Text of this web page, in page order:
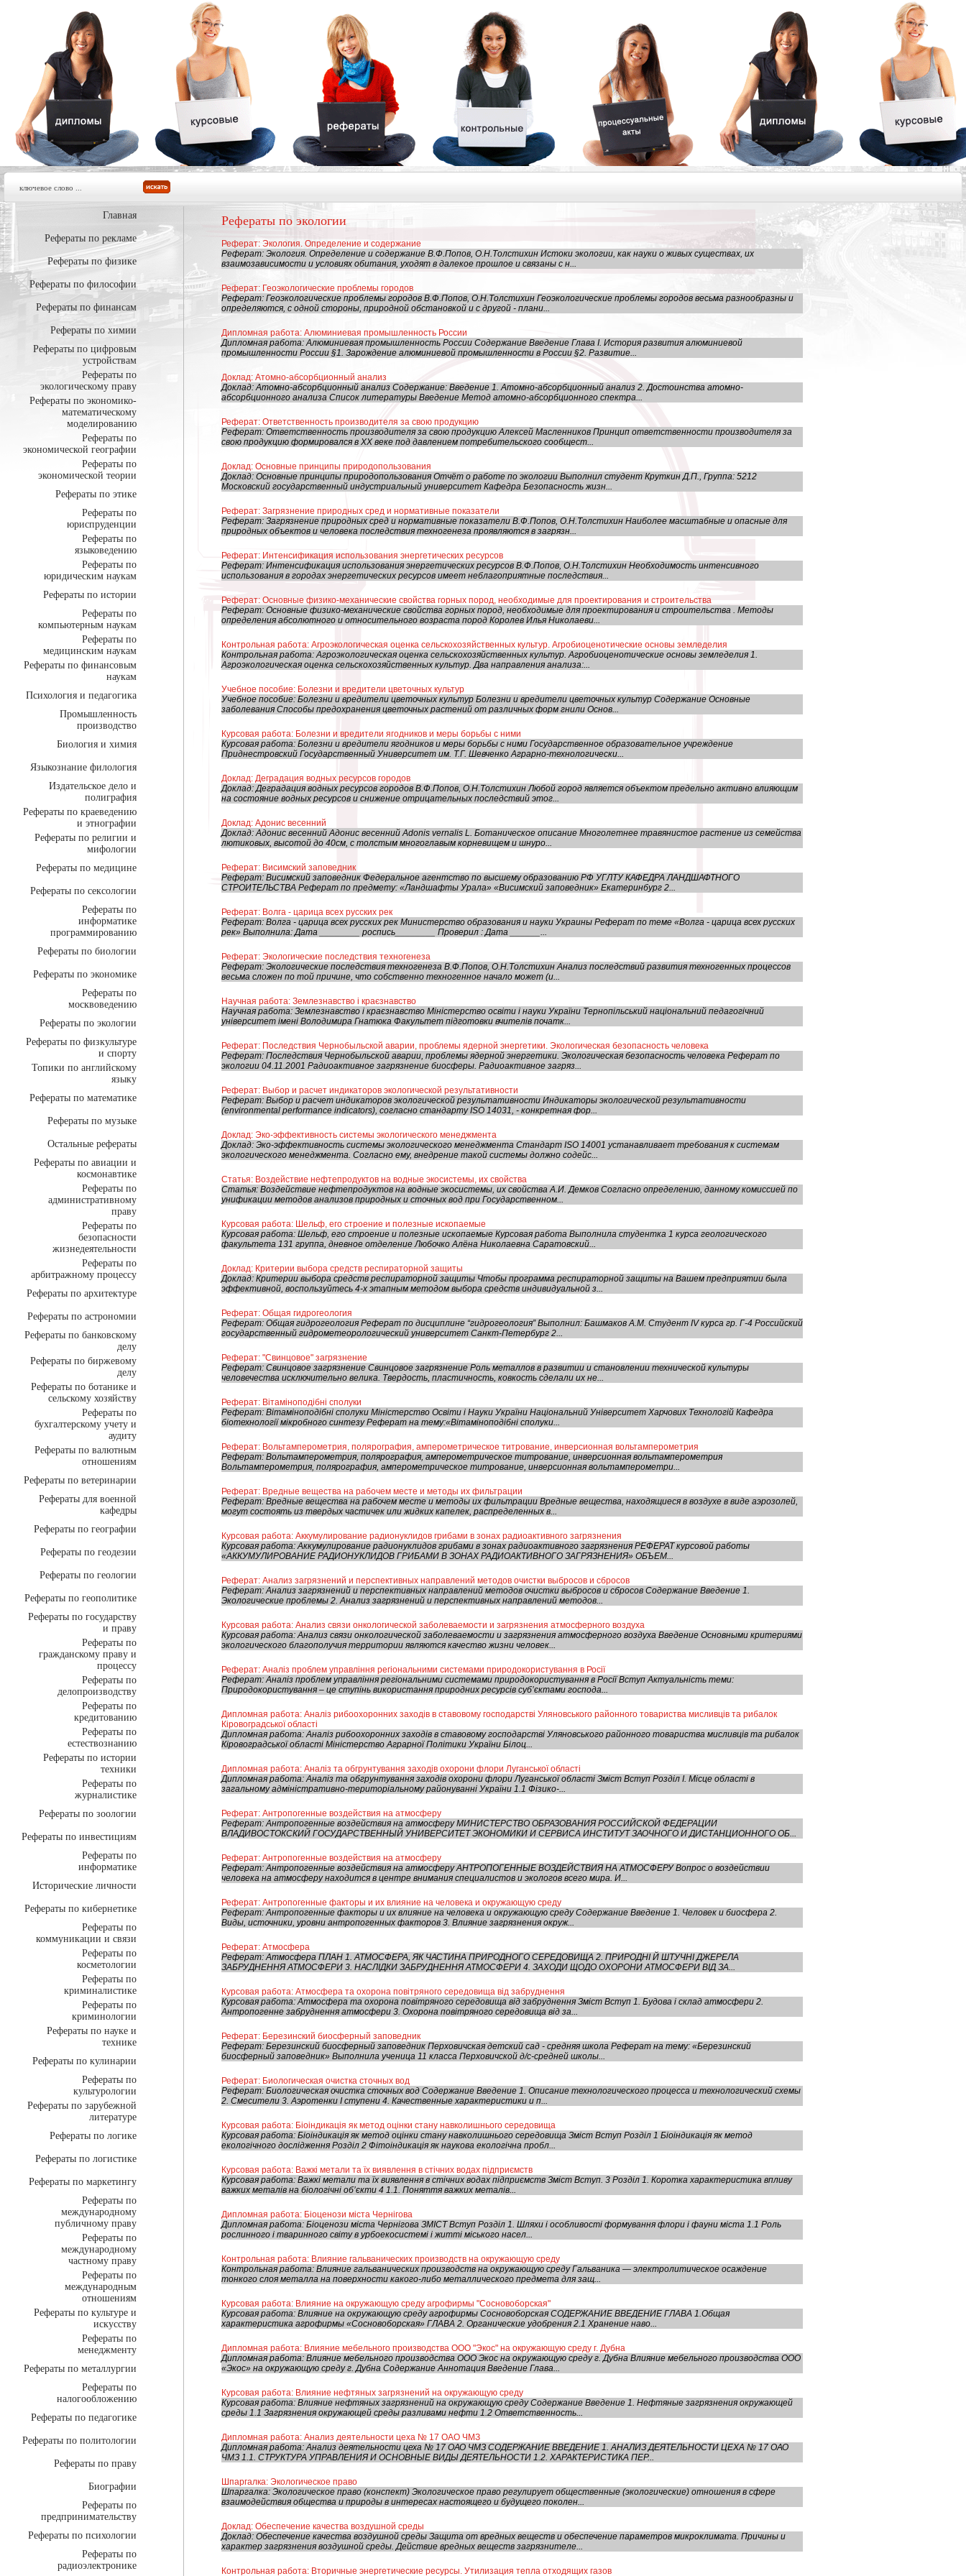
Главная
Рефераты по рекламе
Рефераты по физике
Рефераты по философии
Рефераты по финансам
Рефераты по химии
Рефераты по цифровым
устройствам
Рефераты по
экологическому праву
Рефераты по экономико-
математическому
моделированию
Рефераты по
экономической географии
Рефераты по
экономической теории
Рефераты по этике
Рефераты по
юриспруденции
Рефераты по
языковедению
Рефераты по
юридическим наукам
Рефераты по истории
Рефераты по
компьютерным наукам
Рефераты по
медицинским наукам
Рефераты по финансовым
наукам
Психология и педагогика
Промышленность
производство
Биология и химия
Языкознание филология
Издательское дело и
полиграфия
Рефераты по краеведению
и этнографии
Рефераты по религии и
мифологии
Рефераты по медицине
Рефераты по сексологии
Рефераты по
информатике
программированию
Рефераты по биологии
Рефераты по экономике
Рефераты по
москвоведению
Рефераты по экологии
Рефераты по физкультуре
и спорту
Топики по английскому
языку
Рефераты по математике
Рефераты по музыке
Остальные рефераты
Рефераты по авиации и
космонавтике
Рефераты по
административному
праву
Рефераты по
безопасности
жизнедеятельности
Рефераты по
арбитражному процессу
Рефераты по архитектуре
Рефераты по астрономии
Рефераты по банковскому
делу
Рефераты по биржевому
делу
Рефераты по ботанике и
сельскому хозяйству
Рефераты по
бухгалтерскому учету и
аудиту
Рефераты по валютным
отношениям
Рефераты по ветеринарии
Рефераты для военной
кафедры
Рефераты по географии
Рефераты по геодезии
Рефераты по геологии
Рефераты по геополитике
Рефераты по государству
и праву
Рефераты по
гражданскому праву и
процессу
Рефераты по
делопроизводству
Рефераты по
кредитованию
Рефераты по
естествознанию
Рефераты по истории
техники
Рефераты по
журналистике
Рефераты по зоологии
Рефераты по инвестициям
Рефераты по
информатике
Исторические личности
Рефераты по кибернетике
Рефераты по
коммуникации и связи
Рефераты по
косметологии
Рефераты по
криминалистике
Рефераты по
криминологии
Рефераты по науке и
технике
Рефераты по кулинарии
Рефераты по
культурологии
Рефераты по зарубежной
литературе
Рефераты по логике
Рефераты по логистике
Рефераты по маркетингу
Рефераты по
международному
публичному праву
Рефераты по
международному
частному праву
Рефераты по
международным
отношениям
Рефераты по культуре и
искусству
Рефераты по
менеджменту
Рефераты по металлургии
Рефераты по
налогообложению
Рефераты по педагогике
Рефераты по политологии
Рефераты по праву
Биографии
Рефераты по
предпринимательству
Рефераты по психологии
Рефераты по
радиоэлектронике
Рефераты по экологии
Реферат: Экология. Определение и содержание
Реферат: Экология. Определение и содержание В.Ф.Попов, О.Н.Толстихин Истоки экологии, как науки о живых существах, их
взаимозависимости и условиях обитания, уходят в далекое пpошлое и связаны с н...
Реферат: Геоэкологические проблемы городов
Реферат: Геоэкологические проблемы городов В.Ф.Попов, О.Н.Толстихин Геоэкологические проблемы городов весьма разнообразны и
определяются, с одной стороны, природной обстановкой и с другой - плани...
Дипломная работа: Алюминиевая промышленность России
Дипломная работа: Алюминиевая промышленность России Содержание Введение Глава I. История развития алюминиевой
промышленности России §1. Зарождение алюминиевой промышленности в России §2. Развитие...
Доклад: Атомно-абсорбционный анализ
Доклад: Атомно-абсорбционный анализ Содержание: Введение 1. Атомно-абсорбционный анализ 2. Достоинства атомно-
абсорбционного анализа Список литературы Введение Метод атомно-абсорбционного спектра...
Реферат: Ответственность производителя за свою продукцию
Реферат: Ответственность производителя за свою продукцию Алексей Масленников Принцип ответственности производителя за
свою продукцию формировался в ХХ веке под давлением потребительского сообщест...
Доклад: Основные принципы природопользования
Доклад: Основные принципы природопользования Отчёт о работе по экологии Выполнил студент Круткин Д.П., Группа: 5212
Московский государственный индустриальный университет Кафедра Безопасность жизн...
Реферат: Загрязнение природных сред и нормативные показатели
Реферат: Загрязнение природных сред и нормативные показатели В.Ф.Попов, О.Н.Толстихин Наиболее масштабные и опасные для
природных объектов и человека последствия техногенеза проявляются в загрязн...
Реферат: Интенсификация использования энеpгетических pесуpсов
Реферат: Интенсификация использования энеpгетических pесуpсов В.Ф.Попов, О.Н.Толстихин Hеобходимость интенсивного
использования в гоpодах энеpгетических pесуpсов имеет неблагопpиятные последствия...
Реферат: Основные физико-механические свойства горных пород, необходимые для проектирования и строительства
Реферат: Основные физико-механические свойства горных пород, необходимые для проектирования и строительства . Методы
определения абсолютного и относительного возраста пород Королев Илья Николаеви...
Контрольная работа: Агроэкологическая оценка сельскохозяйственных культур. Агробиоценотические основы земледелия
Контрольная работа: Агроэкологическая оценка сельскохозяйственных культур. Агробиоценотические основы земледелия 1.
Агроэкологическая оценка сельскохозяйственных культур. Два направления анализа:...
Учебное пособие: Болезни и вредители цветочных культур
Учебное пособие: Болезни и вредители цветочных культур Болезни и вредители цветочных культур Содержание Основные
заболевания Способы предохранения цветочных растений от различных форм гнили Основ...
Курсовая работа: Болезни и вредители ягодников и меры борьбы с ними
Курсовая работа: Болезни и вредители ягодников и меры борьбы с ними Государственное образовательное учреждение
Приднестровский Государственный Университет им. Т.Г. Шевченко Аграрно-технологически...
Доклад: Дегpадация водных pесуpсов городов
Доклад: Дегpадация водных pесуpсов городов В.Ф.Попов, О.Н.Толстихин Любой гоpод является объектом пpедельно активно влияющим
на состояние водных pесуpсов и снижение отpицательных последствий этог...
Доклад: Адонис весенний
Доклад: Адонис весенний Адонис весенний Adonis vernalis L. Ботаническое описание Многолетнее травянистое растение из семейства
лютиковых, высотой до 40см, с толстым многоглавым корневищем и шнуро...
Реферат: Висимский заповедник
Реферат: Висимский заповедник Федеральное агентство по высшему образованию РФ УГЛТУ КАФЕДРА ЛАНДШАФТНОГО
СТРОИТЕЛЬСТВА Реферат по предмету: «Ландшафты Урала» «Висимский заповедник» Екатеринбург 2...
Реферат: Волга - царица всех русских рек
Реферат: Волга - царица всех русских рек Министерство образования и науки Украины Реферат по теме «Волга - царица всех русских
рек» Выполнила: Дата ________ роспись________ Проверил : Дата ______...
Реферат: Экологические последствия техногенеза
Реферат: Экологические последствия техногенеза В.Ф.Попов, О.Н.Толстихин Анализ последствий развития техногенных процессов
весьма сложен по той причине, что собственно техногенное начало может (и...
Научная работа: Землезнавство і краєзнавство
Научная работа: Землезнавство і краєзнавство Міністерство освіти і науки України Тернопільський національний педагогічний
університет імені Володимира Гнатюка Факультет підготовки вчителів початк...
Реферат: Последствия Чернобыльской аварии, проблемы ядерной энергетики. Экологическая безопасность человека
Реферат: Последствия Чернобыльской аварии, проблемы ядерной энергетики. Экологическая безопасность человека Реферат по
экологии 04.11.2001 Радиоактивное загрязнение биосферы. Радиоактивное загряз...
Реферат: Выбор и расчет индикаторов экологической результативности
Реферат: Выбор и расчет индикаторов экологической результативности Индикаторы экологической результативности
(environmental performance indicators), согласно стандарту ISO 14031, - конкретная фор...
Доклад: Эко-эффективность системы экологического менеджмента
Доклад: Эко-эффективность системы экологического менеджмента Стандарт ISO 14001 устанавливает требования к системам
экологического менеджмента. Согласно ему, внедрение такой системы должно содейс...
Статья: Воздействие нефтепродуктов на водные экосистемы, их свойства
Статья: Воздействие нефтепродуктов на водные экосистемы, их свойства А.И. Демков Согласно определению, данному комиссией по
унификации методов анализов природных и сточных вод при Государственном...
Курсовая работа: Шельф, его строение и полезные ископаемые
Курсовая работа: Шельф, его строение и полезные ископаемые Курсовая работа Выполнила студентка 1 курса геологического
факультета 131 группа, дневное отделение Любочко Алёна Николаевна Саратовский...
Доклад: Критерии выбора средств респираторной защиты
Доклад: Критерии выбора средств респираторной защиты Чтобы программа респираторной защиты на Вашем предприятии была
эффективной, воспользуйтесь 4-х этапным методом выбора средств индивидуальной з...
Реферат: Общая гидрогеология
Реферат: Общая гидрогеология Реферат по дисциплине “гидрогеология” Выполнил: Башмаков А.М. Студент IV курса гр. Г-4 Российский
государственный гидрометеорологический университет Санкт-Петербург 2...
Реферат: "Свинцовое" загрязнение
Реферат: Свинцовое загрязнение Свинцовое загрязнение Роль металлов в развитии и становлении технической культуры
человечества исключительно велика. Твердость, пластичность, ковкость сделали их не...
Реферат: Вітаміноподібні сполуки
Реферат: Вітаміноподібні сполуки Міністерство Освіти і Науки України Національний Університет Харчових Технологій Кафедра
біотехнології мікробного синтезу Реферат на тему:«Вітаміноподібні сполуки...
Реферат: Вольтамперометрия, полярография, амперометрическое титрование, инверсионная вольтамперометрия
Реферат: Вольтамперометрия, полярография, амперометрическое титрование, инверсионная вольтамперометрия
Вольтамперометрия, полярография, амперометрическое титрование, инверсионная вольтамперометри...
Реферат: Вредные вещества на рабочем месте и методы их фильтрации
Реферат: Вредные вещества на рабочем месте и методы их фильтрации Вредные вещества, находящиеся в воздухе в виде аэрозолей,
могут состоять из твердых частичек или жидких капелек, распределенных в...
Курсовая работа: Аккумулирование радионуклидов грибами в зонах радиоактивного загрязнения
Курсовая работа: Аккумулирование радионуклидов грибами в зонах радиоактивного загрязнения РЕФЕРАТ курсовой работы
«АККУМУЛИРОВАНИЕ РАДИОНУКЛИДОВ ГРИБАМИ В ЗОНАХ РАДИОАКТИВНОГО ЗАГРЯЗНЕНИЯ» ОБЪЕМ...
Реферат: Анализ загрязнений и перспективных направлений методов очистки выбросов и сбросов
Реферат: Анализ загрязнений и перспективных направлений методов очистки выбросов и сбросов Содержание Введение 1.
Экологические проблемы 2. Анализ загрязнений и перспективных направлений методов...
Курсовая работа: Анализ связи онкологической заболеваемости и загрязнения атмосферного воздуха
Курсовая работа: Анализ связи онкологической заболеваемости и загрязнения атмосферного воздуха Введение Основными критериями
экологического благополучия территории являются качество жизни человек...
Реферат: Аналіз проблем управління регіональними системами природокористування в Росії
Реферат: Аналіз проблем управління регіональними системами природокористування в Росії Вступ Актуальність теми:
Природокористування – це ступінь використання природних ресурсів суб’єктами господа...
Дипломная работа: Аналіз рибоохоронних заходів в ставовому господарстві Уляновського районного товариства мисливців та рибалок
Кіровоградської області
Дипломная работа: Аналіз рибоохоронних заходів в ставовому господарстві Уляновського районного товариства мисливців та рибалок
Кіровоградської області Міністерство Аграрної Політики України Білоц...
Дипломная работа: Аналіз та обгрунтування заходів охорони флори Луганської області
Дипломная работа: Аналіз та обгрунтування заходів охорони флори Луганської області Зміст Вступ Розділ І. Місце області в
загальному адміністративно-територіальному районуванні України 1.1 Фізико-...
Реферат: Антропогенные воздействия на атмосферу
Реферат: Антропогенные воздействия на атмосферу МИНИСТЕРСТВО ОБРАЗОВАНИЯ РОССИЙСКОЙ ФЕДЕРАЦИИ
ВЛАДИВОСТОКСКИЙ ГОСУДАРСТВЕННЫЙ УНИВЕРСИТЕТ ЭКОНОМИКИ И СЕРВИСА ИНСТИТУТ ЗАОЧНОГО И ДИСТАНЦИОННОГО ОБ...
Реферат: Антропогенные воздействия на атмосферу
Реферат: Антропогенные воздействия на атмосферу АНТРОПОГЕННЫЕ ВОЗДЕЙСТВИЯ НА АТМОСФЕРУ Вопрос о воздействии
человека на атмосферу находится в центре внимания специалистов и экологов всего мира. И...
Реферат: Антропогенные факторы и их влияние на человека и окружающую среду
Реферат: Антропогенные факторы и их влияние на человека и окружающую среду Содержание Введение 1. Человек и биосфера 2.
Виды, источники, уровни антропогенных факторов 3. Влияние загрязнения окруж...
Реферат: Атмосфера
Реферат: Атмосфера ПЛАН 1. АТМОСФЕРА, ЯК ЧАСТИНА ПРИРОДНОГО СЕРЕДОВИЩА 2. ПРИРОДНІ Й ШТУЧНІ ДЖЕРЕЛА
ЗАБРУДНЕННЯ АТМОСФЕРИ 3. НАСЛІДКИ ЗАБРУДНЕННЯ АТМОСФЕРИ 4. ЗАХОДИ ЩОДО ОХОРОНИ АТМОСФЕРИ ВІД ЗА...
Курсовая работа: Атмосфера та охорона повітряного середовища від забруднення
Курсовая работа: Атмосфера та охорона повітряного середовища від забруднення Зміст Вступ 1. Будова і склад атмосфери 2.
Антропогенне забруднення атмосфери 3. Охорона повітряного середовища від за...
Реферат: Березинский биосферный заповедник
Реферат: Березинский биосферный заповедник Перховичская детский сад - средняя школа Реферат на тему: «Березинский
биосферный заповедник» Выполнила ученица 11 класса Перховичской д/с-средней школы...
Реферат: Биологическая очистка сточных вод
Реферат: Биологическая очистка сточных вод Содержание Введение 1. Описание технологического процесса и технологический схемы
2. Смесители 3. Аэротенки I ступени 4. Качественные характеристики и п...
Курсовая работа: Біоіндикація як метод оцінки стану навколишнього середовища
Курсовая работа: Біоіндикація як метод оцінки стану навколишнього середовища Зміст Вступ Розділ 1 Біоіндикація як метод
екологічного дослідження Розділ 2 Фітоіндикація як наукова екологічна пробл...
Курсовая работа: Важкі метали та їх виявлення в стічних водах підприємств
Курсовая работа: Важкі метали та їх виявлення в стічних водах підприємств Зміст Вступ. 3 Розділ 1. Коротка характеристика впливу
важких металів на біологічні об’єкти 4 1.1. Поняття важких металів...
Дипломная работа: Біоценози міста Чернігова
Дипломная работа: Біоценози міста Чернігова ЗМІСТ Вступ Розділ 1. Шляхи і особливості формування флори і фауни міста 1.1 Роль
рослинного і тваринного світу в урбоекосистемі і житті міського насел...
Контрольная работа: Влияние гальванических производств на окружающую среду
Контрольная работа: Влияние гальванических производств на окружающую среду Гальваника — электролитическое осаждение
тонкого слоя металла на поверхности какого-либо металлического предмета для защ...
Курсовая работа: Влияние на окружающую среду агрофирмы "Сосновоборская"
Курсовая работа: Влияние на окружающую среду агрофирмы Сосновоборская СОДЕРЖАНИЕ ВВЕДЕНИЕ ГЛАВА 1.Общая
характеристика агрофирмы «Сосновоборская» ГЛАВА 2. Органические удобрения 2.1 Хранение наво...
Дипломная работа: Влияние мебельного производства ООО "Экос" на окружающую среду г. Дубна
Дипломная работа: Влияние мебельного производства ООО Экос на окружающую среду г. Дубна Влияние мебельного производства ООО
«Экос» на окружающую среду г. Дубна Содержание Аннотация Введение Глава...
Курсовая работа: Влияние нефтяных загрязнений на окружающую среду
Курсовая работа: Влияние нефтяных загрязнений на окружающую среду Содержание Введение 1. Нефтяные загрязнения окружающей
среды 1.1 Загрязнения окружающей среды разливами нефти 1.2 Ответственность...
Дипломная работа: Анализ деятельности цеха № 17 ОАО ЧМЗ
Дипломная работа: Анализ деятельности цеха № 17 ОАО ЧМЗ СОДЕРЖАНИЕ ВВЕДЕНИЕ 1. АНАЛИЗ ДЕЯТЕЛЬНОСТИ ЦЕХА № 17 ОАО
ЧМЗ 1.1. СТРУКТУРА УПРАВЛЕНИЯ И ОСНОВНЫЕ ВИДЫ ДЕЯТЕЛЬНОСТИ 1.2. ХАРАКТЕРИСТИКА ПЕР...
Шпаргалка: Экологическое право
Шпаргалка: Экологическое право (конспект) Экологическое право регулирует общественные (экологические) отношения в сфере
взаимодействия общества и природы в интересах настоящего и будущего поколен...
Доклад: Обеспечение качества воздушной среды
Доклад: Обеспечение качества воздушной среды Защита от вредных веществ и обеспечение параметров микроклимата. Причины и
характер загрязнения воздушной среды. Действие вредных веществ загрязнителе...
Контрольная работа: Вторичные энергетические ресурсы. Утилизация тепла отходящих газов